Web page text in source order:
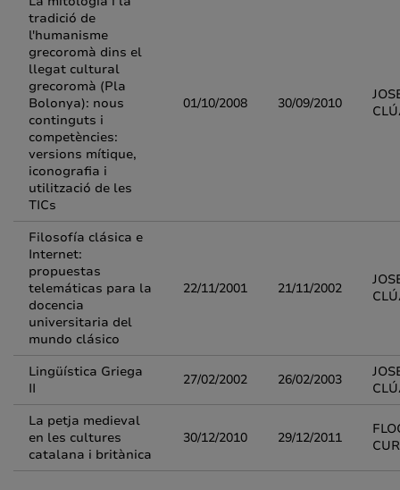
tradició de
l'humanisme
grecoromà dins el
llegat cultural
grecoromà (Pla
Bolonya): nous
continguts i
competències:
versions mítique,
iconografia i
utilització de les
TICs
01/10/2008 30/09/2010
Filosofía clásica e
Internet:
propuestas
telemáticas para la
docencia
universitaria del
mundo clásico
22/11/2001 21/11/2002
Lingüística Griega
II
27/02/2002 26/02/2003
La petja medieval
en les cultures
catalana i britànica
30/12/2010 29/12/2011